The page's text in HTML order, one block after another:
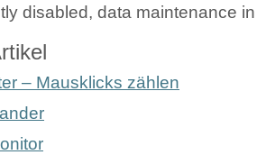
disabled, data maintenance
– Mausklicks zählen